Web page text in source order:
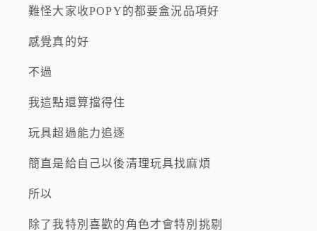
難怪大家收POPY的都要盒況品項好
感覺真的好
不過
我這點還算擋得住
玩具超過能力追逐
簡直是給自己以後清理玩具找麻煩
所以
除了我特別喜歡的角色才會特別挑剔